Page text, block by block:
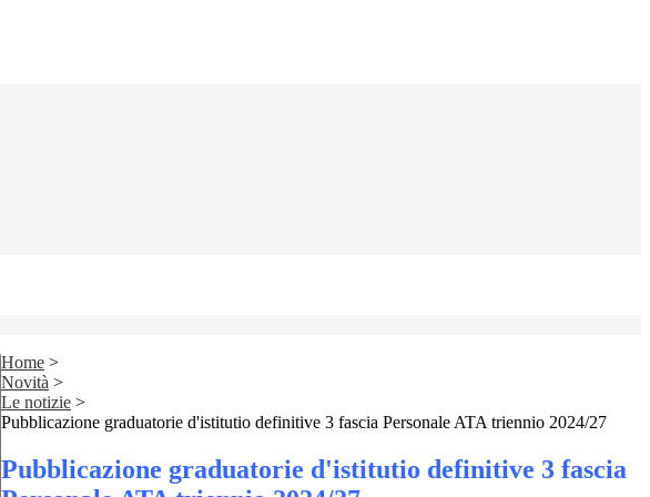
Home >
Novità >
Le notizie >
Pubblicazione graduatorie d'istitutio definitive 3 fascia Personale ATA triennio 2024/27
Pubblicazione graduatorie d'istitutio definitive 3 fascia